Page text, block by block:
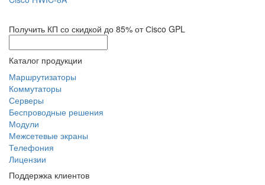
Получить КП со скидкой до 85% от Сisco GPL
Каталог продукции
Маршрутизаторы
Коммутаторы
Серверы
Беспроводные решения
Модули
Межсетевые экраны
Телефония
Лицензии
Поддержка клиентов